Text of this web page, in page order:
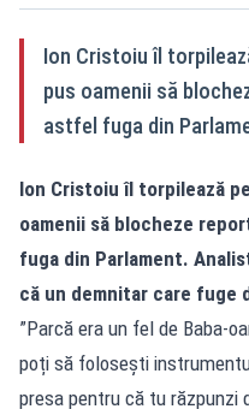
Ion Cristoiu îl
pus oamenii să
astfel fuga din
Ion Cristoiu îl torpilează
oamenii să blocheze
fuga din Parlament.
că un demnitar care fuge
”Parcă era un fel de Baba-
poți să folosești
presa pentru că tu